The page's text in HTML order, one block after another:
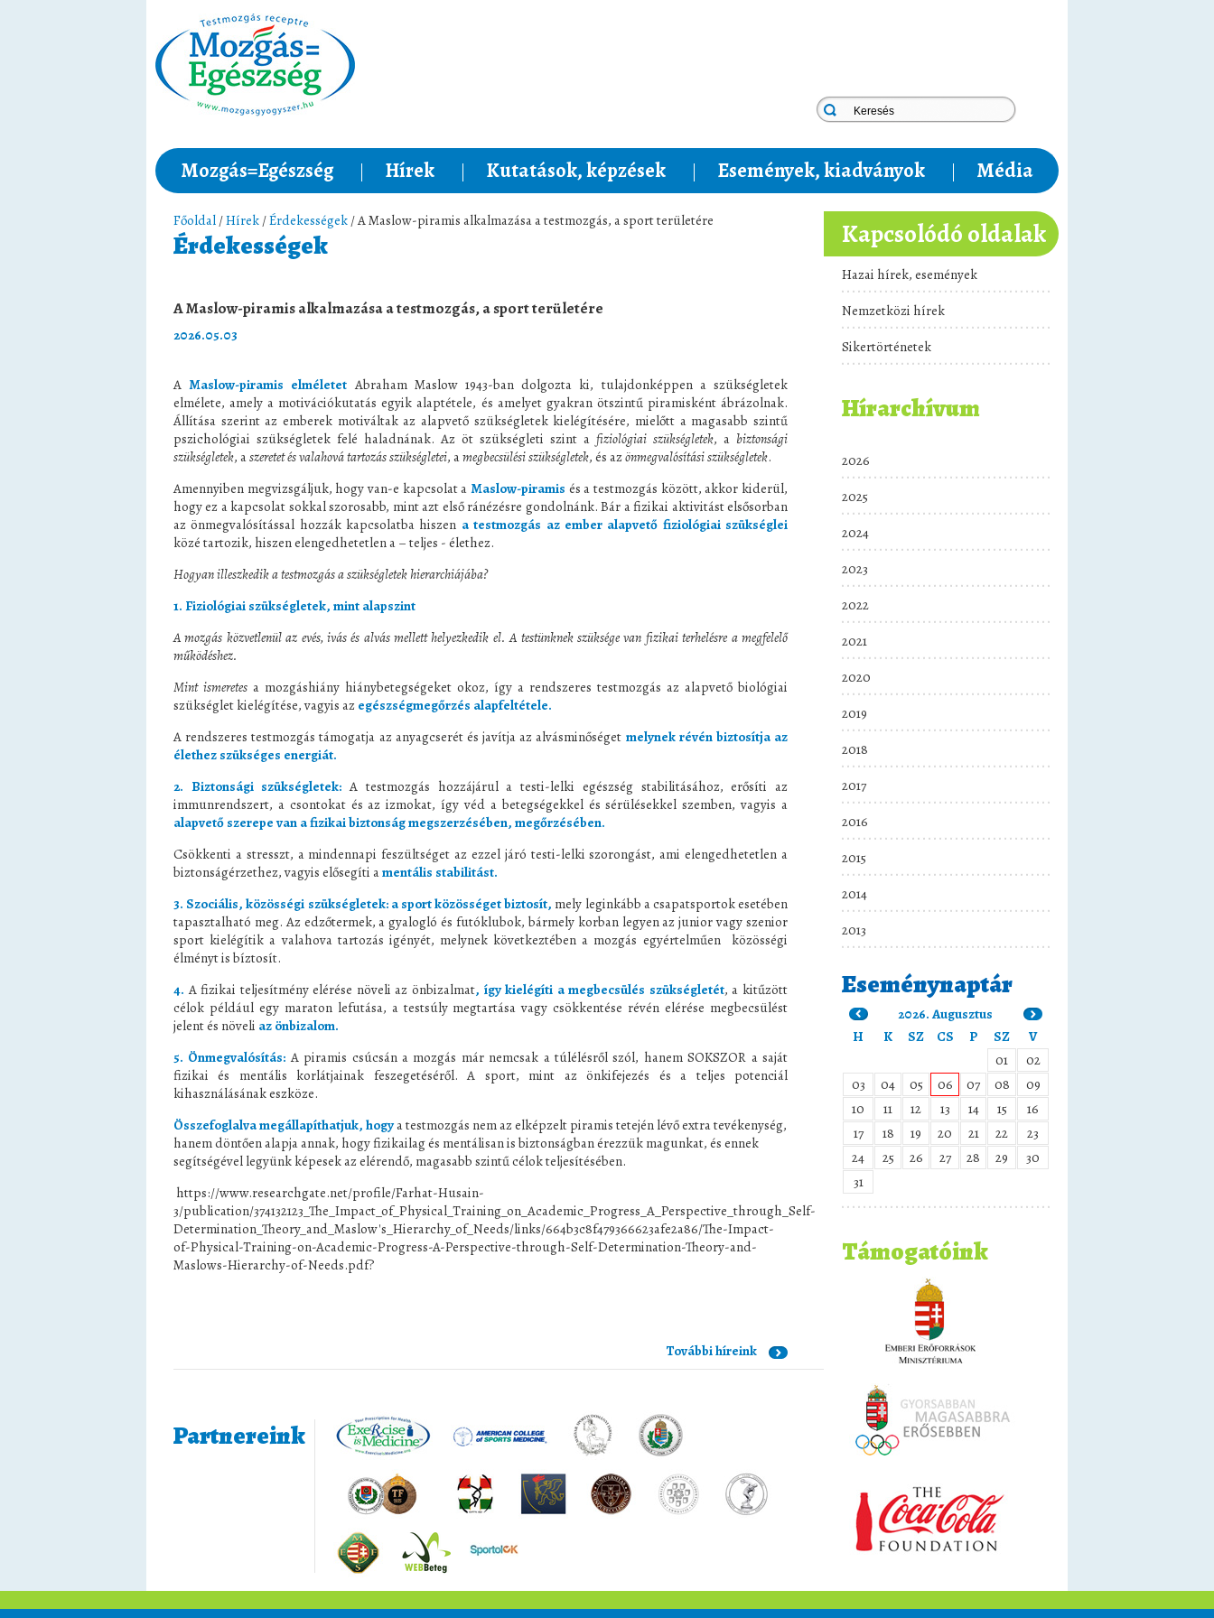
Mozgás=Egészség Hírek Kutatások, képzések Események, kiadványok Média
Főoldal /Hírek /Érdekességek / A Maslow-piramis alkalmazása a testmozgás, a sport területére
Érdekességek
A Maslow-piramis alkalmazása a testmozgás, a sport területére
2026.05.03
AMaslow-piramis elméletet Abraham Maslow 1943-ban dolgozta ki, tulajdonképpen a szükségletek
elmélete, amely a motivációkutatás egyik alaptétele, és amelyet gyakran ötszintű piramisként ábrázolnak.
Állítása szerint az emberek motiváltak az alapvető szükségletek kielégítésére, mielőtt a magasabb szintű
pszichológiai szükségletek felé haladnának. Az öt szükségleti szint a fiziológiai szükségletek, a biztonsági
szükségletek, aszeretet és valahová tartozás szükségletei, amegbecsülési szükségletek, és az önmegvalósítási szükségletek.
Amennyiben megvizsgáljuk, hogy van-e kapcsolat a Maslow-piramis és a testmozgás között, akkor kiderül,
hogy ez a kapcsolat sokkal szorosabb, mint azt első ránézésre gondolnánk. Bár a fizikai aktivitást elsősorban
az önmegvalósítással hozzák kapcsolatba hiszen a testmozgás az ember alapvető fiziológiai szükséglei
közé tartozik, hiszen elengedhetetlen a – teljes - élethez.
Hogyan illeszkedik a testmozgás a szükségletek hierarchiájába?
1. Fiziológiai szükségletek, mint alapszint
A mozgás közvetlenül az evés, ivás és alvás mellett helyezkedik el. A testünknek szüksége van fizikai terhelésre a megfelelő
működéshez.
Mint ismeretes a mozgáshiány hiánybetegségeket okoz, így a rendszeres testmozgás az alapvető biológiai
szükséglet kielégítése, vagyis az egészségmegőrzés alapfeltétele.
A rendszeres testmozgás támogatja az anyagcserét és javítja az alvásminőséget melynek révén biztosítja az
élethez szükséges energiát.
2. Biztonsági szükségletek:A testmozgás hozzájárul a testi-lelki egészség stabilitásához, erősíti az
immunrendszert, a csontokat és az izmokat, így véd a betegségekkel és sérülésekkel szemben, vagyis a
alapvető szerepe van a fizikai biztonság megszerzésében, megőrzésében.
Csökkenti a stresszt, a mindennapi feszültséget az ezzel járó testi-lelki szorongást, ami elengedhetetlen a
biztonságérzethez, vagyis elősegíti amentális stabilitást.
3. Szociális, közösségi szükségletek: a sport közösséget biztosít, mely leginkább a csapatsportok esetében
tapasztalható meg. Az edzőtermek, a gyalogló és futóklubok, bármely korban legyen az junior vagy szenior
sport kielégítik a valahova tartozás igényét, melynek következtében a mozgás egyértelműen közösségi
élményt is bíztosít.
4.A fizikai teljesítmény elérése növeli az önbizalmat, így kielégíti a megbecsülés szükségletét, a kitűzött
célok például egy maraton lefutása, a testsúly megtartása vagy csökkentése révén elérése megbecsülést
jelent és növeli az önbizalom.
5. Önmegvalósítás:A piramis csúcsán a mozgás már nemcsak a túlélésről szól, hanem SOKSZOR a saját
fizikai és mentális korlátjainak feszegetéséről. A sport, mint az önkifejezés és a teljes potenciál
kihasználásának eszköze.
Összefoglalvamegállapíthatjuk, hogya testmozgás nem az elképzelt piramis tetején lévő extra tevékenység,
hanem döntően alapja annak, hogy fizikailag és mentálisan is biztonságban érezzük magunkat, és ennek
segítségével legyünk képesek az elérendő, magasabb szintű célok teljesítésében.
https://www.researchgate.net/profile/Farhat-Husain-
3/publication/374132123_The_Impact_of_Physical_Training_on_Academic_Progress_A_Perspective_through_Self-
Determination_Theory_and_Maslow's_Hierarchy_of_Needs/links/664b3c8f479366623afe2a86/The-Impact-
of-Physical-Training-on-Academic-Progress-A-Perspective-through-Self-Determination-Theory-and-
Maslows-Hierarchy-of-Needs.pdf?
További híreink
Kapcsolódó oldalak
Hazai hírek, események
Nemzetközi hírek
Sikertörténetek
Hírarchívum
2026
2025
2024
2023
2022
2021
2020
2019
2018
2017
2016
2015
2014
2013
Eseménynaptár
2026. Augusztus
H
K SZ CS P SZ
V
01
02
03
04 05 06 07 08
09
10
11 12 13 14 15
16
17
18 19 20 21 22
23
24
25 26 27 28 29
30
31
Támogatóink
Partnereink